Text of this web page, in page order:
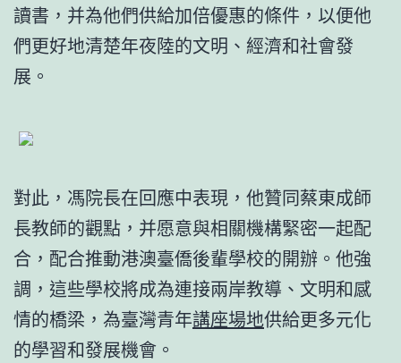
讀書，并為他們供給加倍優惠的條件，以便他
們更好地清楚年夜陸的文明、經濟和社會發
展。
對此，馮院長在回應中表現，他贊同蔡東成師
長教師的觀點，并愿意與相關機構緊密一起配
合，配合推動港澳臺僑後輩學校的開辦。他強
調，這些學校將成為連接兩岸教導、文明和感
情的橋梁，為臺灣青年講座場地供給更多元化
的學習和發展機會。